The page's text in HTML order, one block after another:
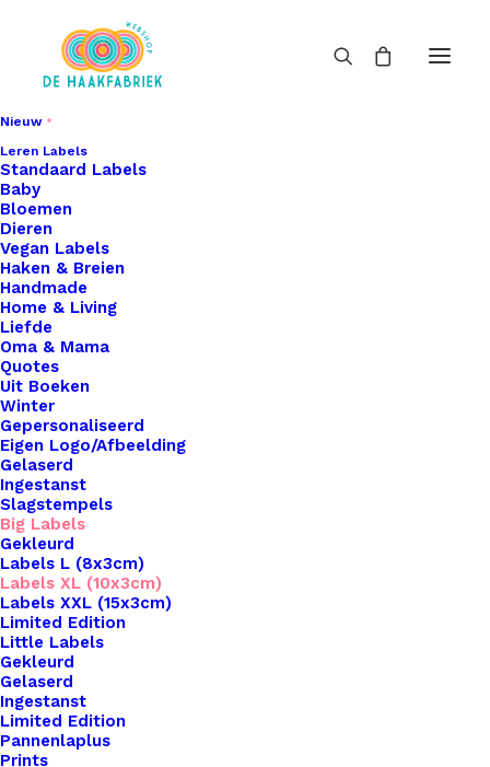
Nieuw
Leren Labels
Standaard Labels
Baby
Bloemen
Dieren
Vegan Labels
Haken & Breien
Handmade
Home & Living
Liefde
Oma & Mama
Quotes
Uit Boeken
Winter
Gepersonaliseerd
Eigen Logo/Afbeelding
Gelaserd
Ingestanst
Slagstempels
Big Labels
Gekleurd
Labels L (8x3cm)
Labels XL (10x3cm)
Labels XXL (15x3cm)
Limited Edition
Little Labels
Gekleurd
Gelaserd
Ingestanst
Limited Edition
Pannenlaplus
PrintsHome